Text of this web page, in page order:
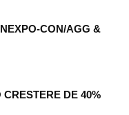
CON/AGG &
DE 40%